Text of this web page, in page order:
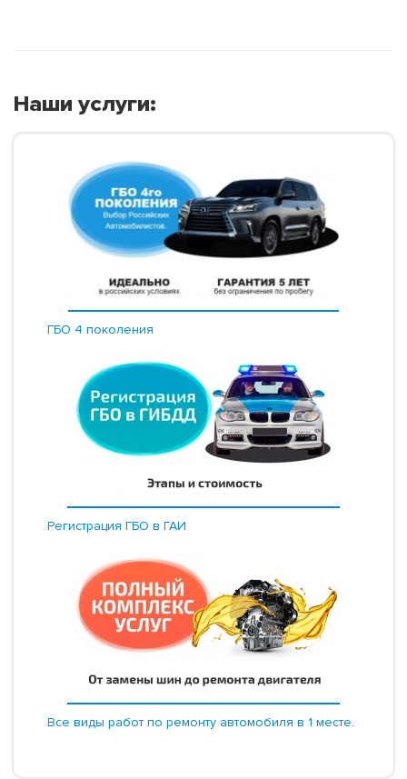
Наши услуги:
ГБО 4 поколения
Регистрация ГБО в ГАИ
Все виды работ по ремонту автомобиля в 1 месте.